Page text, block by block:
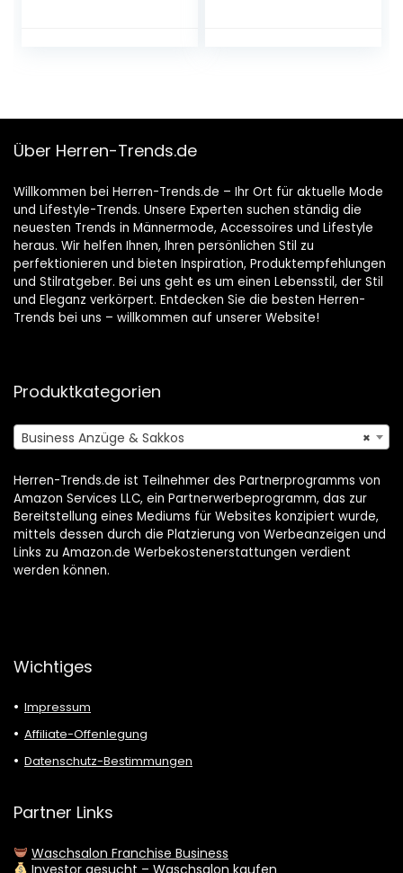
Über Herren-Trends.de
Willkommen bei Herren-Trends.de – Ihr Ort für aktuelle Mode
und Lifestyle-Trends. Unsere Experten suchen ständig die
neuesten Trends in Männermode, Accessoires und Lifestyle
heraus. Wir helfen Ihnen, Ihren persönlichen Stil zu
perfektionieren und bieten Inspiration, Produktempfehlungen
und Stilratgeber. Bei uns geht es um einen Lebensstil, der Stil
und Eleganz verkörpert. Entdecken Sie die besten Herren-
Trends bei uns – willkommen auf unserer Website!
Produktkategorien
×
Business Anzüge & Sakkos
Herren-Trends.de ist Teilnehmer des Partnerprogramms von
Amazon Services LLC, ein Partnerwerbeprogramm, das zur
Bereitstellung eines Mediums für Websites konzipiert wurde,
mittels dessen durch die Platzierung von Werbeanzeigen und
Links zu Amazon.de Werbekostenerstattungen verdient
werden können.
Wichtiges
Impressum
Affiliate-Offenlegung
Datenschutz-Bestimmungen
Partner Links
Waschsalon Franchise Business
Investor gesucht – Waschsalon kaufen